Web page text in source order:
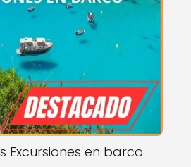
Excursiones en barco